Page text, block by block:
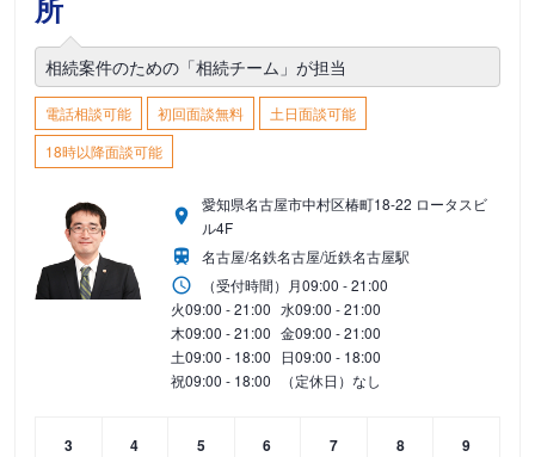
所
相続案件のための「相続チーム」が担当
電話相談可能 初回面談無料
土日面談可能
18時以降面談可能
愛知県名古屋市中村区椿町18-22 ロータスビ
ル4F
名古屋/名鉄名古屋/近鉄名古屋駅
（受付時間） 月09:00 - 21:00
火09:00 - 21:00 水09:00 - 21:00
木09:00 - 21:00 金09:00 - 21:00
土09:00 - 18:00 日09:00 - 18:00
祝09:00 - 18:00 （定休日）なし
3
4
5
6
7
8
9